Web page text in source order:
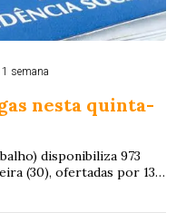
1 semana
nesta quinta-
disponibiliza 973
(30), ofertadas por 132